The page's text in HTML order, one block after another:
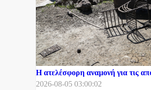
Η ατελέσφορη αναμονή για τις
2026-08-05 03:00:02